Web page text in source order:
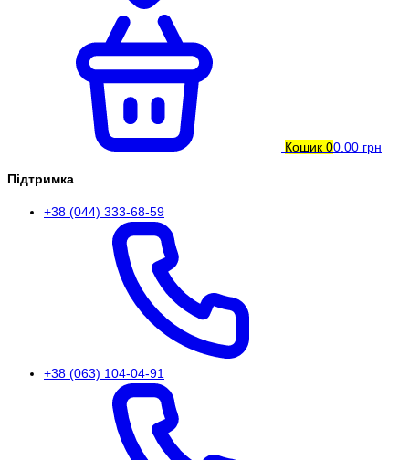
Кошик 00.00 грн
Підтримка
+38 (044) 333-68-59
+38 (063) 104-04-91